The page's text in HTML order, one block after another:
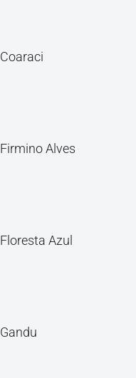
Coaraci
Firmino Alves
Floresta Azul
Gandu